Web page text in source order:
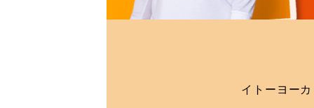
イトーヨー